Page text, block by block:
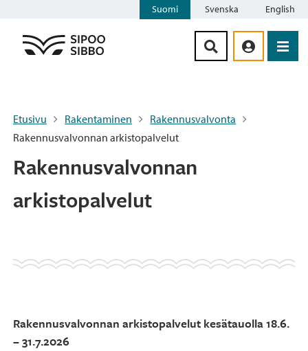
Suomi Svenska English
Etusivu Rakentaminen
Rakennusvalvonta
Rakennusvalvonnan arkistopalvelut
Rakennusvalvonnan
arkistopalvelut
Rakennusvalvonnan arkistopalvelut kesätauolla 18.6.
– 31.7.2026